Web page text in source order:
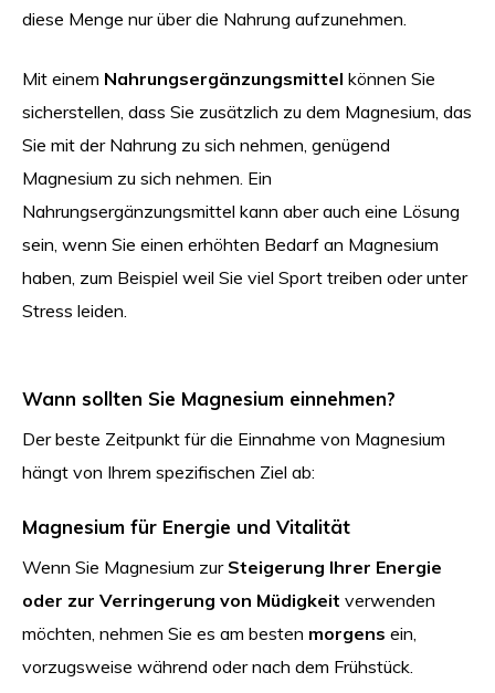
diese Menge nur über die Nahrung aufzunehmen.
Mit einem Nahrungsergänzungsmittel können Sie
sicherstellen, dass Sie zusätzlich zu dem Magnesium, das
Sie mit der Nahrung zu sich nehmen, genügend
Magnesium zu sich nehmen. Ein
Nahrungsergänzungsmittel kann aber auch eine Lösung
sein, wenn Sie einen erhöhten Bedarf an Magnesium
haben, zum Beispiel weil Sie viel Sport treiben oder unter
Stress leiden.
Wann sollten Sie Magnesium einnehmen?
Der beste Zeitpunkt für die Einnahme von Magnesium
hängt von Ihrem spezifischen Ziel ab:
Magnesium für Energie und Vitalität
Wenn Sie Magnesium zur Steigerung Ihrer Energie
oder zur Verringerung von Müdigkeit verwenden
möchten, nehmen Sie es am besten morgens ein,
vorzugsweise während oder nach dem Frühstück.